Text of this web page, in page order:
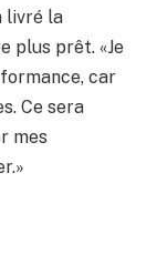
livré la
plus prêt. «Je
car
Ce sera
mes